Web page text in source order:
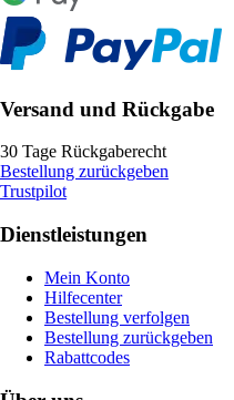
Versand und Rückgabe
30 Tage Rückgaberecht
Bestellung zurückgeben
Trustpilot
Dienstleistungen
Mein Konto
Hilfecenter
Bestellung verfolgen
Bestellung zurückgeben
Rabattcodes